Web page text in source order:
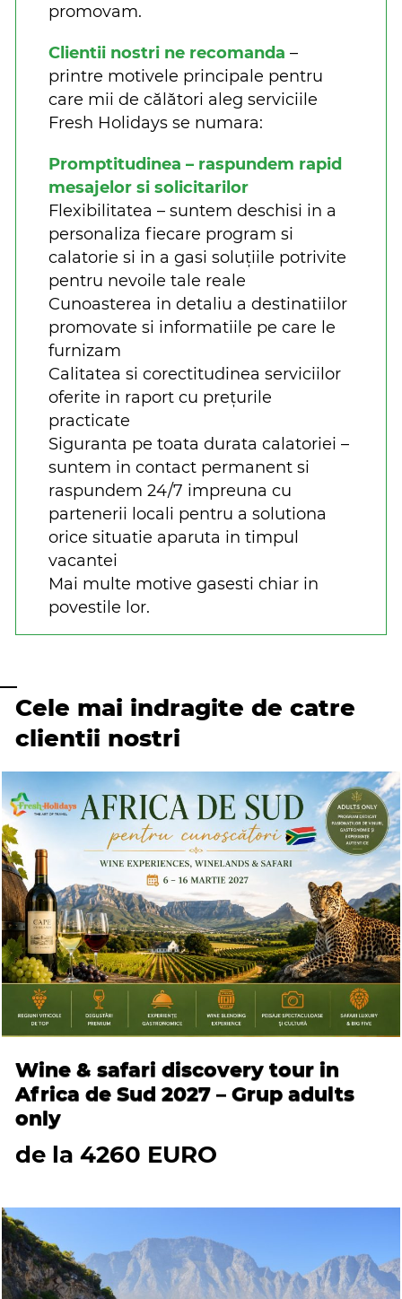
promovam.
Clientii nostri ne recomanda –
printre motivele principale pentru
care mii de călători aleg serviciile
Fresh Holidays se numara:
Promptitudinea – raspundem rapid
mesajelor si solicitarilor
Flexibilitatea – suntem deschisi in a
personaliza fiecare program si
calatorie si in a gasi soluțiile potrivite
pentru nevoile tale reale
Cunoasterea in detaliu a destinatiilor
promovate si informatiile pe care le
furnizam
Calitatea si corectitudinea serviciilor
oferite in raport cu prețurile
practicate
Siguranta pe toata durata calatoriei –
suntem in contact permanent si
raspundem 24/7 impreuna cu
partenerii locali pentru a solutiona
orice situatie aparuta in timpul
vacantei
Mai multe motive gasesti chiar in
povestile lor.
Cele mai indragite de catre
clientii nostri
Wine & safari discovery tour in
Africa de Sud 2027 – Grup adults
only
de la 4260 EURO